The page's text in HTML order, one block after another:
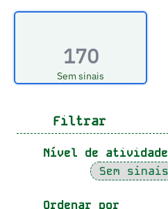
170
Sem sinais
Filtrar
Nível de atividade
Ordenar por